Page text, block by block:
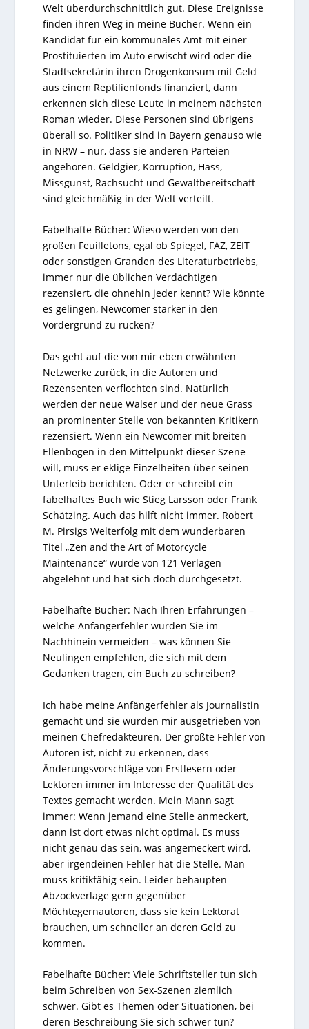
Welt überdurchschnittlich gut. Diese Ereignisse
finden ihren Weg in meine Bücher. Wenn ein
Kandidat für ein kommunales Amt mit einer
Prostituierten im Auto erwischt wird oder die
Stadtsekretärin ihren Drogenkonsum mit Geld
aus einem Reptilienfonds finanziert, dann
erkennen sich diese Leute in meinem nächsten
Roman wieder. Diese Personen sind übrigens
überall so. Politiker sind in Bayern genauso wie
in NRW – nur, dass sie anderen Parteien
angehören. Geldgier, Korruption, Hass,
Missgunst, Rachsucht und Gewaltbereitschaft
sind gleichmäßig in der Welt verteilt.
Fabelhafte Bücher: Wieso werden von den
großen Feuilletons, egal ob Spiegel, FAZ, ZEIT
oder sonstigen Granden des Literaturbetriebs,
immer nur die üblichen Verdächtigen
rezensiert, die ohnehin jeder kennt? Wie könnte
es gelingen, Newcomer stärker in den
Vordergrund zu rücken?
Das geht auf die von mir eben erwähnten
Netzwerke zurück, in die Autoren und
Rezensenten verflochten sind. Natürlich
werden der neue Walser und der neue Grass
an prominenter Stelle von bekannten Kritikern
rezensiert. Wenn ein Newcomer mit breiten
Ellenbogen in den Mittelpunkt dieser Szene
will, muss er eklige Einzelheiten über seinen
Unterleib berichten. Oder er schreibt ein
fabelhaftes Buch wie Stieg Larsson oder Frank
Schätzing. Auch das hilft nicht immer. Robert
M. Pirsigs Welterfolg mit dem wunderbaren
Titel „Zen and the Art of Motorcycle
Maintenance“ wurde von 121 Verlagen
abgelehnt und hat sich doch durchgesetzt.
Fabelhafte Bücher: Nach Ihren Erfahrungen –
welche Anfängerfehler würden Sie im
Nachhinein vermeiden – was können Sie
Neulingen empfehlen, die sich mit dem
Gedanken tragen, ein Buch zu schreiben?
Ich habe meine Anfängerfehler als Journalistin
gemacht und sie wurden mir ausgetrieben von
meinen Chefredakteuren. Der größte Fehler von
Autoren ist, nicht zu erkennen, dass
Änderungsvorschläge von Erstlesern oder
Lektoren immer im Interesse der Qualität des
Textes gemacht werden. Mein Mann sagt
immer: Wenn jemand eine Stelle anmeckert,
dann ist dort etwas nicht optimal. Es muss
nicht genau das sein, was angemeckert wird,
aber irgendeinen Fehler hat die Stelle. Man
muss kritikfähig sein. Leider behaupten
Abzockverlage gern gegenüber
Möchtegernautoren, dass sie kein Lektorat
brauchen, um schneller an deren Geld zu
kommen.
Fabelhafte Bücher: Viele Schriftsteller tun sich
beim Schreiben von Sex-Szenen ziemlich
schwer. Gibt es Themen oder Situationen, bei
deren Beschreibung Sie sich schwer tun?